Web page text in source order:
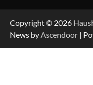
Copyright © 2026
News byAscendoor |